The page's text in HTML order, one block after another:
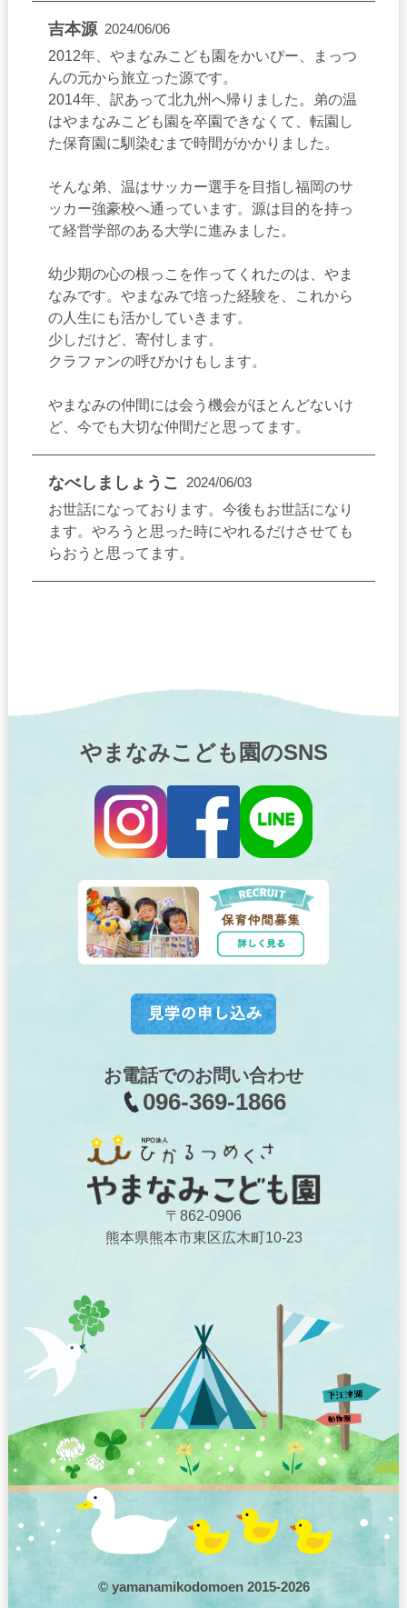
個人情報の開示・訂正・削除等
お客様から個人情報の開示・訂正・削除等のご要望を受
けた場合は、所定の手続きでご本人であることを確認の
上、遅滞なく対応いたします。
弊園は、受付業務および配送業務の一部を業務委託して
おり、業務上必要となる最小限のお客様情報を委託先へ
えい等が起こらぬよう、契約により厳正な管理を義務付
けています。
プライバシーポリシーの改善について
し、個人情報保護に関して、常に最善の対応を確立して
いきます。そのため、プライバシーポリシーを見直し、
改善することがあります。
cookieの利用に関して
トドメイン名、IPアドレス、当サイトの閲覧等の情報を
取得しています。
当サイトにはcookieを使用しています。
cookieとはコンピューターを識別するためにサーバから
ご利用者のブラウザーに送信され蓄積される情報のこと
です。cookieを利用することによりお使いのコンピュー
ターの訪問回数や訪問したページ等の情報を収集するこ
とができます。当所ではcookieを使用してご利用者個人
を識別できる情報は一切収集していません。
ください。
吉本源 2024/06/06
2012年、やまなみこども園をかいぴー、まっつ
んの元から旅立った源です。
2014年、訳あって北九州へ帰りました。弟の温
はやまなみこども園を卒園できなくて、転園し
た保育園に馴染むまで時間がかかりました。
そんな弟、温はサッカー選手を目指し福岡のサ
ッカー強豪校へ通っています。源は目的を持っ
て経営学部のある大学に進みました。
幼少期の心の根っこを作ってくれたのは、やま
なみです。やまなみで培った経験を、これから
の人生にも活かしていきます。
少しだけど、寄付します。
クラファンの呼びかけもします。
やまなみの仲間には会う機会がほとんどないけ
ど、今でも大切な仲間だと思ってます。
なべしましょうこ
2024/06/03
お世話になっております。今後もお世話になり
ます。やろうと思った時にやれるだけさせても
らおうと思ってます。
やまなみこども園のSNS
お電話でのお問い合わせ
096-369-1866
〒862-0906
熊本県熊本市東区広木町10-23
© yamanamikodomoen 2015-2026